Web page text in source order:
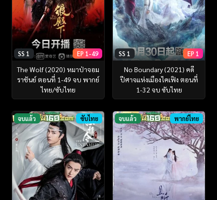
SS 1 EP 1-49
The Wolf (2020) หมาป่าจอม
ราชันย์ ตอนที่ 1-49 จบ พากย์
ไทย/ซับไทย
SS 1 EP 1
No Boundary (2021) คดี
ปีศาจแห่งเมืองไคเฟิง ตอนที่
1-32 จบ ซับไทย
จบแล้ว ซับไทย จบแล้ว พากย์ไทย